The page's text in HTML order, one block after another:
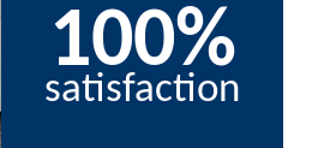
100%
satisfaction